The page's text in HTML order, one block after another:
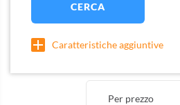
CERCA
Caratteristiche aggiuntive
Per prezzo